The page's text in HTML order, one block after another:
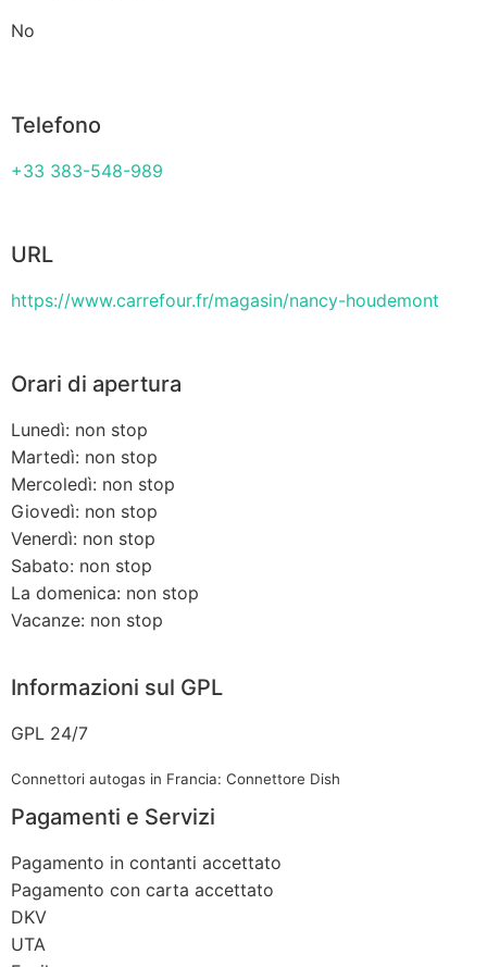
No
Telefono
+33 383-548-989
URL
https://www.carrefour.fr/magasin/nancy-houdemont
Orari di apertura
Lunedì: non stop
Martedì: non stop
Mercoledì: non stop
Giovedì: non stop
Venerdì: non stop
Sabato: non stop
La domenica: non stop
Vacanze: non stop
Informazioni sul GPL
GPL 24/7
Connettori autogas in Francia: Connettore Dish
Pagamenti e Servizi
Pagamento in contanti accettato
Pagamento con carta accettato
DKV
UTA